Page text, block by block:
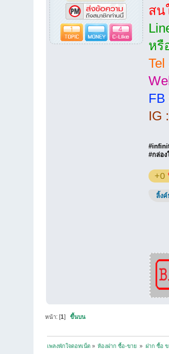
1 4
สน
หรื
Tel
FB
IG
‪#‎กล่อง
+0
ลิ้ง
หน้า: [1] ขึ้นบน
เพลงพักใจดอทเน็ต» ห้องฝาก ซื้อ-ขาย » ฝาก ซื้อ ข